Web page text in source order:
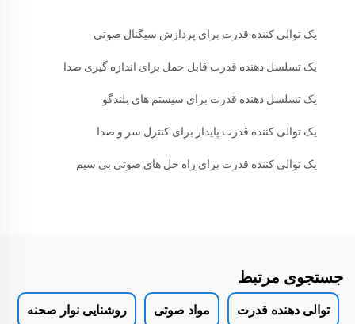
یک توالی کننده قدرت برای پردازش سیگنال صوتی
یک تسلسل دهنده قدرت قابل حمل برای اندازه گیری صدا
یک تسلسل دهنده قدرت برای سیستم های بلندگو
یک توالی کننده قدرت پایدار برای کنترل سر و صدا
یک توالی کننده قدرت برای راه حل های صوتی بی سیم
جستجوی مرتبط
توالی دهنده قدرت مواد صوتی روشنایی نوار صحنه